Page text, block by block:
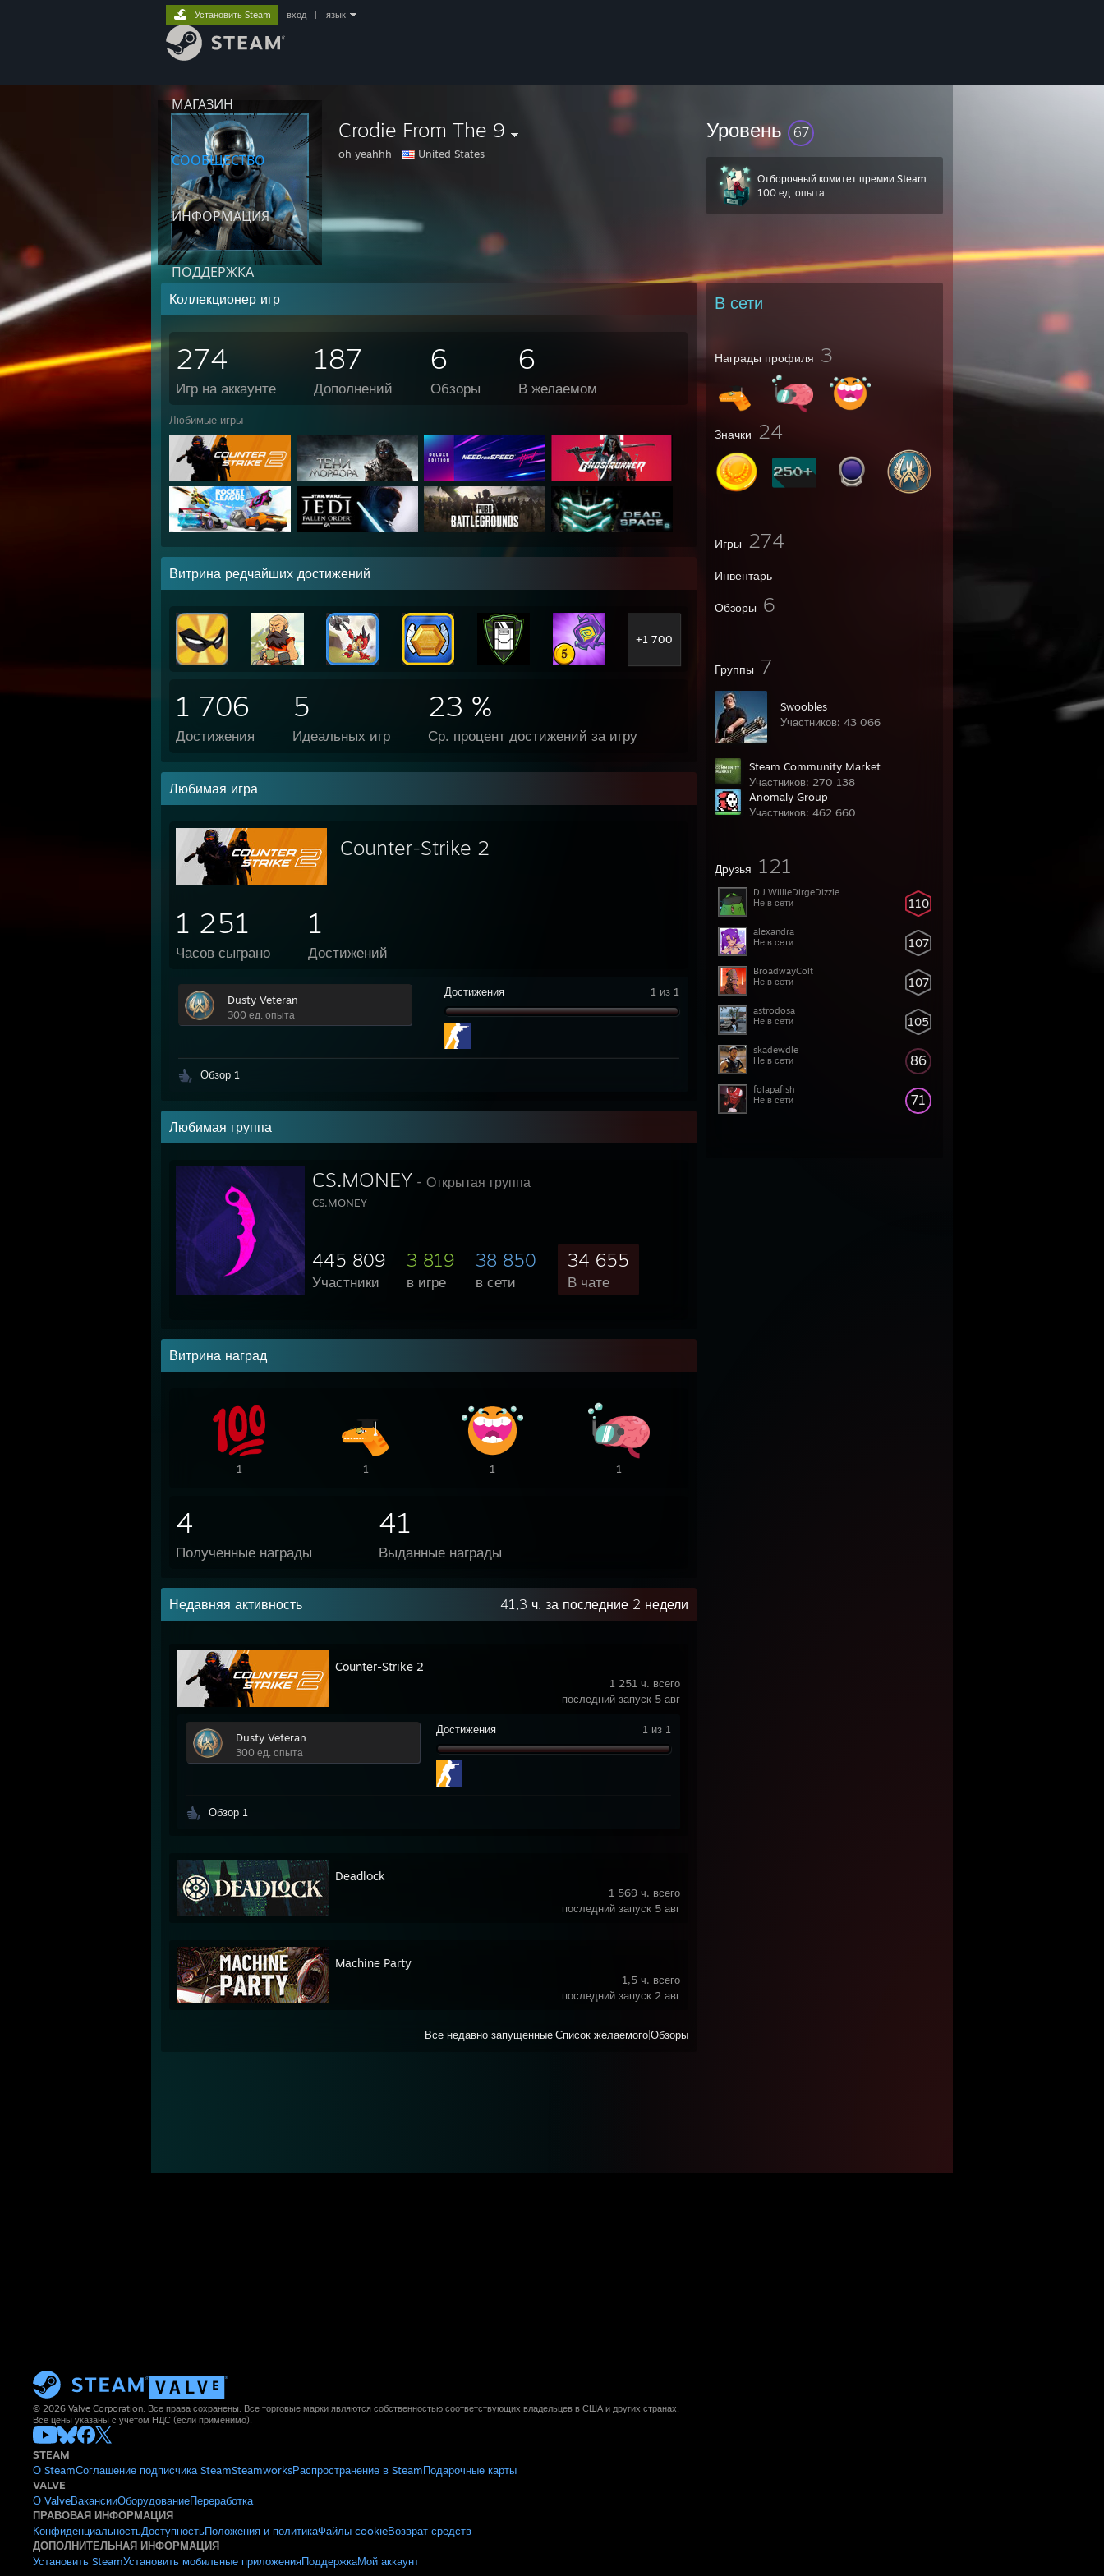
МАГАЗИН
СООБЩЕСТВО
ИНФОРМАЦИЯ
ПОДДЕРЖКА
Установить Steam вход язык
Crodie From The 9
oh yeahhh United States
Уровень 67
Отборочный комитет премии Steam 2019 года
100 ед. опыта
В сети
Награды профиля 3
Значки 24
Игры 274
Инвентарь
Обзоры 6
Группы 7
Swoobles
Участников: 43 066
Steam Community Market
Участников: 270 138
Anomaly Group
Участников: 462 660
Друзья 121
110
D.J.WillieDirgeDizzle
Не в сети
107
alexandra
Не в сети
107
BroadwayColt
Не в сети
105
astrodosa
Не в сети
86
skadewdle
Не в сети
71
folapafish
Не в сети
Коллекционер игр
274
Игр на аккаунте
187
Дополнений
6
Обзоры
6
В желаемом
Любимые игры
Витрина редчайших достижений
+1 700
1 706
Достижения
5
Идеальных игр
23 %
Ср. процент достижений за игру
Любимая игра
Counter-Strike 2
1 251
Часов сыграно
1
Достижений
Dusty Veteran
300 ед. опыта
Достижения 1 из 1
Обзор 1
Любимая группа
CS.MONEY - Открытая группа
CS.MONEY
445 809
Участники
3 819
в игре
38 850
в сети
34 655
В чате
Витрина наград
1 1 1 1
4
Полученные награды
41
Выданные награды
Недавняя активность 41,3 ч. за последние 2 недели
1 251 ч. всего
последний запуск 5 авг
Counter-Strike 2
Dusty Veteran
300 ед. опыта
Достижения 1 из 1
Обзор 1
1 569 ч. всего
последний запуск 5 авг
Deadlock
1,5 ч. всего
последний запуск 2 авг
Machine Party
Все недавно запущенныеСписок желаемогоОбзоры
© 2026 Valve Corporation. Все права сохранены. Все торговые марки являются собственностью соответствующих владельцев в США и других странах.
Все цены указаны с учётом НДС (если применимо).
STEAM
О SteamСоглашение подписчика SteamSteamworksРаспространение в SteamПодарочные карты
VALVE
О ValveВакансииОборудованиеПереработка
ПРАВОВАЯ ИНФОРМАЦИЯ
КонфиденциальностьДоступностьПоложения и политикаФайлы cookieВозврат средств
ДОПОЛНИТЕЛЬНАЯ ИНФОРМАЦИЯ
Установить SteamУстановить мобильные приложенияПоддержкаМой аккаунт